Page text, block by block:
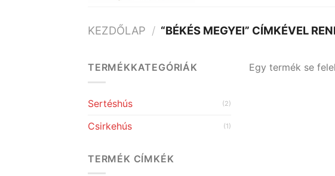
KEZDŐLAP / “BÉKÉS MEGYEI” CÍMKÉVEL
TERMÉKKATEGÓRIÁK
Sertéshús (2)
Csirkehús (1)
TERMÉK CÍMKÉK
Egy termék se